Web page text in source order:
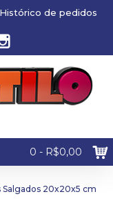
Histórico de pedidos
0 - R$0,00
Salgados 20x20x5 cm